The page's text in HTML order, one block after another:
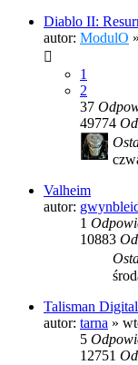
Diablo II:
autor: ModulO »
1
2
37
49774
Valheim
autor:
1
10883
Talisman
autor: tarna »
5
12751